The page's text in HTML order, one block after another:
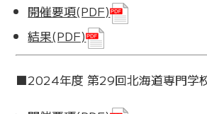
開催要項(PDF)
結果(PDF)
■2024年度 第29回北海道専門学